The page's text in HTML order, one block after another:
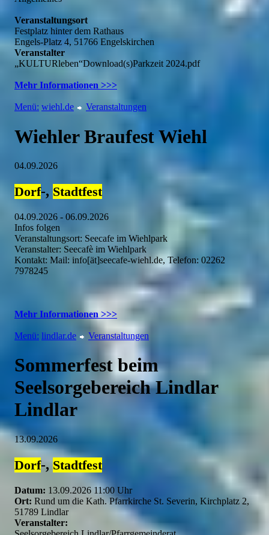
Veranstaltungsort
Festplatz hinter dem Rathaus
Engels-Platz 4, 51766 Engelskirchen
Veranstalter
„KULTURleben“Download(s)Parkzeit 2024.pdf
Mehr Informationen >>>
Menü: wiehl.de Veranstaltungen
Wiehler Braufest Wiehl
04.09.2026
Dorf-, Stadtfest
04.09.2026 - 06.09.2026
Infos folgen
Veranstaltungsort: Seecafe im Wiehlpark
Veranstalter: Seecafè im Wiehlpark
Kontakt: Mail: info[ät]seecafe-wiehl.de, Telefon: 02262
7978245
Mehr Informationen >>>
Menü: lindlar.de Veranstaltungen
Sommerfest beim
Seelsorgebereich Lindlar
Lindlar
13.09.2026
Dorf-,Stadtfest
Datum: 13.09.2026 11:00 Uhr
Ort: Rund um die Kath. Pfarrkirche St. Severin, Kirchplatz 2,
51789 Lindlar
Veranstalter: